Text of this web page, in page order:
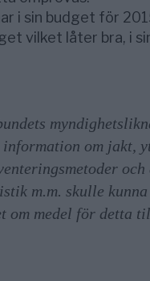
i sin budget för
vilket låter bra, i
om jakt,
m.m. skulle
om medel för detta